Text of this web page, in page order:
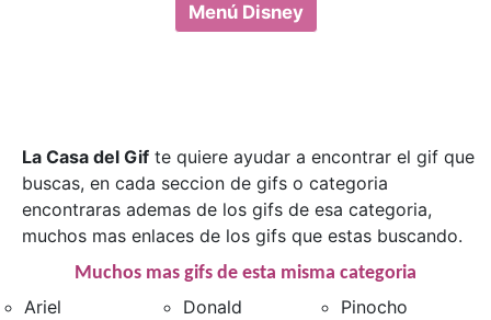
Menú Disney
La Casa del Gif te quiere ayudar a encontrar el gif que
buscas, en cada seccion de gifs o categoria
encontraras ademas de los gifs de esa categoria,
muchos mas enlaces de los gifs que estas buscando.
Muchos mas gifs de esta misma categoria
Ariel
Donald
Pinocho